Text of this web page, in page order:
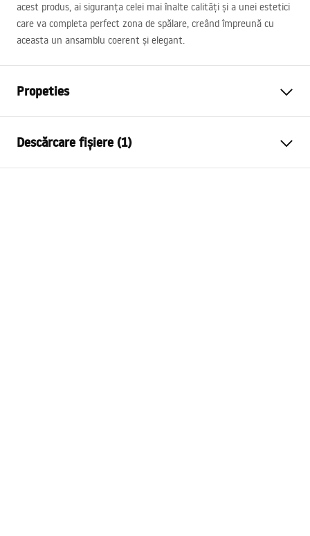
acest produs, ai siguranța celei mai înalte calități și a unei estetici
care va completa perfect zona de spălare, creând împreună cu
aceasta un ansamblu coerent și elegant.
Propeties
Material
Metodă de montaj
Încastrat
Descărcare fișiere (1)